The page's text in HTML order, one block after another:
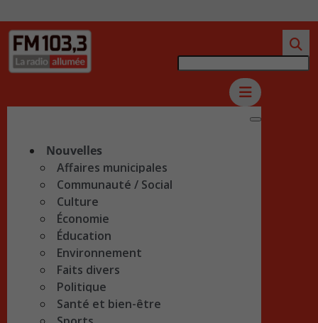
Nouvelles
Affaires municipales
Communauté / Social
Culture
Économie
Éducation
Environnement
Faits divers
Politique
Santé et bien-être